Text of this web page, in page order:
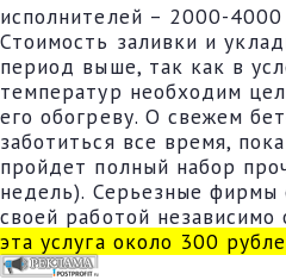
исполнителей – 2000-
Стоимость заливки и
период выше, так как в
температур необходим
его обогреву. О свежем
заботиться все время,
пройдет полный набор
недель). Серьезные фирмы
своей работой
эта услуга около 300